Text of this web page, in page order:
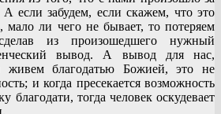
если забудем, если скажем, что это
мало ли чего не бывает, то потеряем
из произошедшего нужный
вывод. А вывод для нас,
благодатью Божией, это не
и когда пресекается возможность
благодати, тогда человек оскудевает